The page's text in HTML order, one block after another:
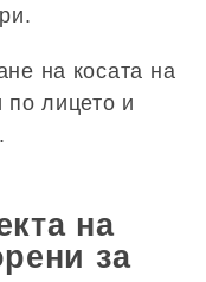
на косата на
по лицето и
на
за